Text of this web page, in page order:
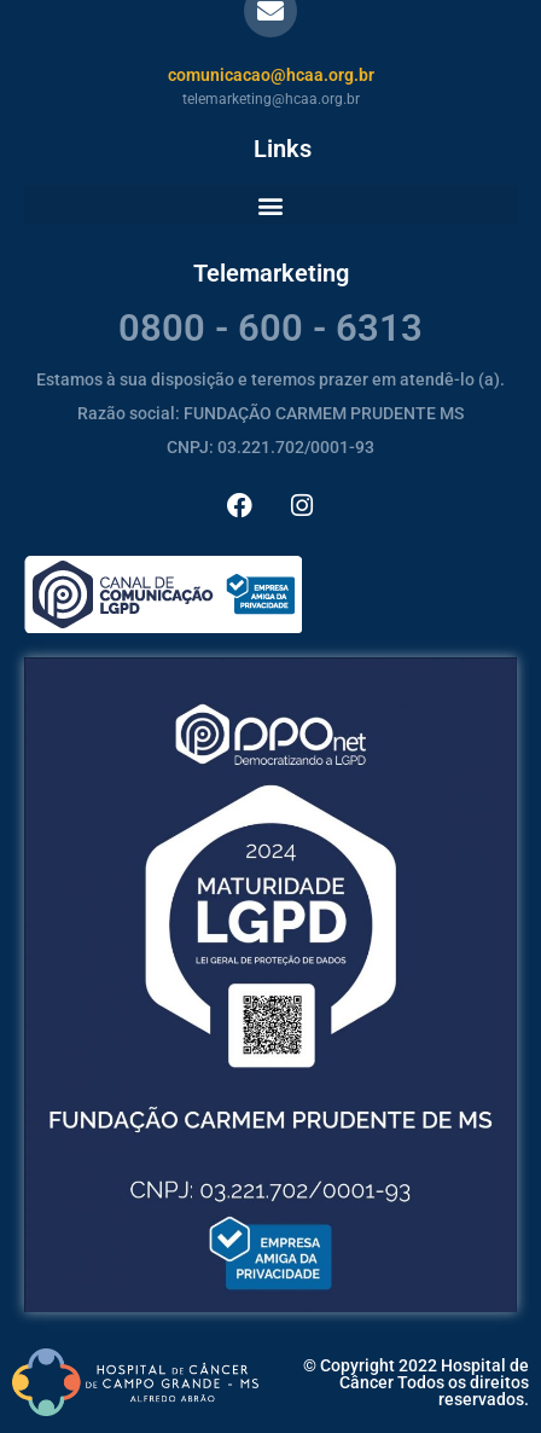
comunicacao@hcaa.org.br
telemarketing@hcaa.org.br
Links
Telemarketing
0800 - 600 - 6313
Estamos à sua disposição e teremos prazer em atendê-lo (a).
Razão social: FUNDAÇÃO CARMEM PRUDENTE MS
CNPJ: 03.221.702/0001-93
© Copyright 2022 Hospital de
Câncer Todos os direitos
reservados.